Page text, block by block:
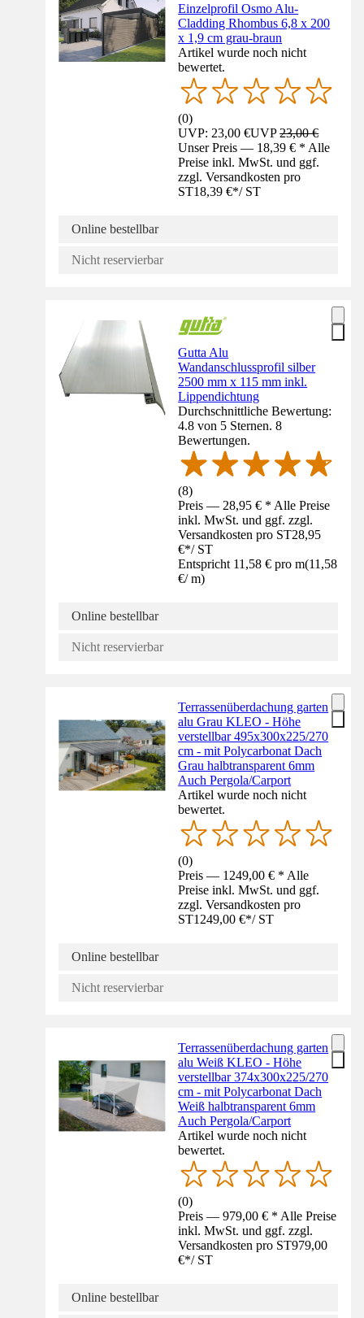
Einzelprofil Osmo Alu-
Cladding Rhombus 6,8 x 200
x 1,9 cm grau-braun
Artikel wurde noch nicht
bewertet.
(0)
UVP: 23,00 €UVP23,00 €
Unser Preis — 18,39 € * Alle
Preise inkl. MwSt. und ggf.
zzgl. Versandkosten pro
ST18,39 €*/ ST
Online bestellbar
Nicht reservierbar
Gutta Alu
Wandanschlussprofil silber
2500 mm x 115 mm inkl.
Lippendichtung
Durchschnittliche Bewertung:
4.8 von 5 Sternen. 8
Bewertungen.
(8)
Preis — 28,95 € * Alle Preise
inkl. MwSt. und ggf. zzgl.
Versandkosten pro ST28,95
€*/ ST
Entspricht 11,58 € pro m(11,58
€/ m)
Online bestellbar
Nicht reservierbar
Terrassenüberdachung garten
alu Grau KLEO - Höhe
verstellbar 495x300x225/270
cm - mit Polycarbonat Dach
Grau halbtransparent 6mm
Auch Pergola/Carport
Artikel wurde noch nicht
bewertet.
(0)
Preis — 1249,00 € * Alle
Preise inkl. MwSt. und ggf.
zzgl. Versandkosten pro
ST1249,00 €*/ ST
Online bestellbar
Nicht reservierbar
Terrassenüberdachung garten
alu Weiß KLEO - Höhe
verstellbar 374x300x225/270
cm - mit Polycarbonat Dach
Weiß halbtransparent 6mm
Auch Pergola/Carport
Artikel wurde noch nicht
bewertet.
(0)
Preis — 979,00 € * Alle Preise
inkl. MwSt. und ggf. zzgl.
Versandkosten pro ST979,00
€*/ ST
Online bestellbar